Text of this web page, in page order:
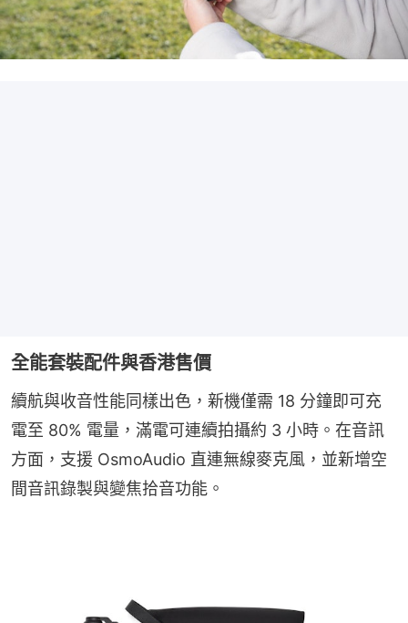
全能套裝配件與香港售價
續航與收音性能同樣出色，新機僅需 18 分鐘即可充
電至 80% 電量，滿電可連續拍攝約 3 小時。在音訊
方面，支援 OsmoAudio 直連無線麥克風，並新增空
間音訊錄製與變焦拾音功能。